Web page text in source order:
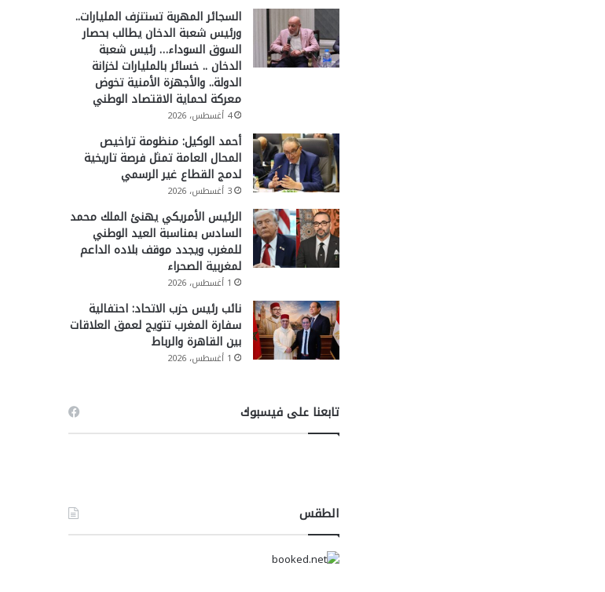
السجائر المهربة تستنزف المليارات..
ورئيس شعبة الدخان يطالب بحصار
السوق السوداء… رئيس شعبة
الدخان .. خسائر بالمليارات لخزانة
الدولة.. والأجهزة الأمنية تخوض
معركة لحماية الاقتصاد الوطني
4 أغسطس، 2026
أحمد الوكيل: منظومة تراخيص
المحال العامة تمثل فرصة تاريخية
لدمج القطاع غير الرسمي
3 أغسطس، 2026
الرئيس الأمريكي يهنئ الملك محمد
السادس بمناسبة العيد الوطني
للمغرب ويجدد موقف بلاده الداعم
لمغربية الصحراء
1 أغسطس، 2026
نائب رئيس حزب الاتحاد: احتفالية
سفارة المغرب تتويج لعمق العلاقات
بين القاهرة والرباط
1 أغسطس، 2026
تابعنا على فيسبوك
الطقس